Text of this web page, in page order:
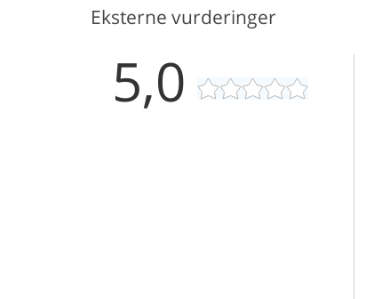
Eksterne vurderinger
5,0